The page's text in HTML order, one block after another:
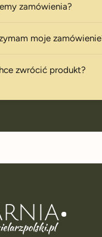
zamówienia?
moje
zwrócić produkt?